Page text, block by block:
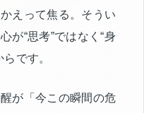
えって焦る。そうい
が“思考”ではなく“身
です。
が「今この瞬間の危